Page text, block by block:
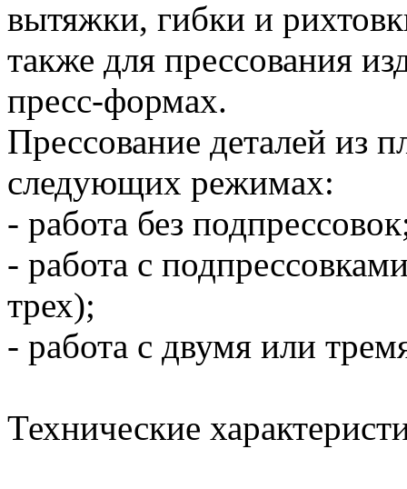
вытяжки, гибки и
также для прессования
пресс-формах.
Прессование деталей из
следующих режимах:
- работа без
- работа с
трех);
- работа с двумя или
Технические